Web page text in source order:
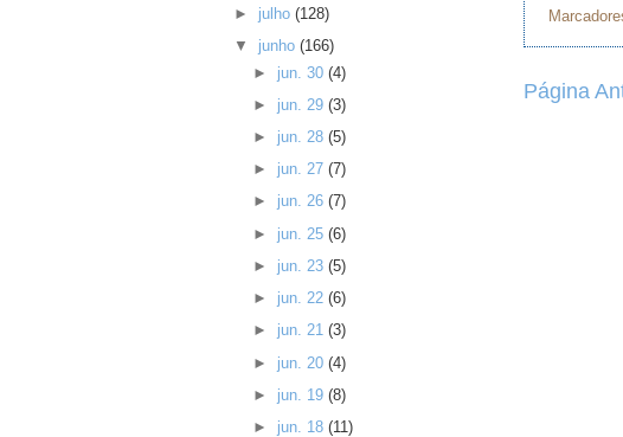
Página
► julho(128)
▼ junho(166)
► jun. 30 (4)
► jun. 29 (3)
► jun. 28 (5)
► jun. 27 (7)
► jun. 26 (7)
► jun. 25 (6)
► jun. 23 (5)
► jun. 22 (6)
► jun. 21 (3)
► jun. 20 (4)
► jun. 19 (8)
► jun. 18 (11)